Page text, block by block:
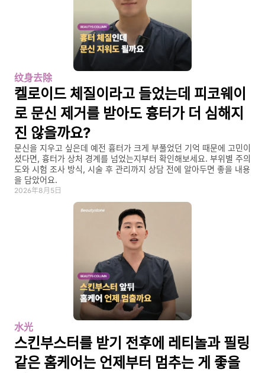
纹身去除
켈로이드 체질이라고 들었는데 피코웨이
로 문신 제거를 받아도 흉터가 더 심해지
진 않을까요?
문신을 지우고 싶은데 예전 흉터가 크게 부풀었던 기억 때문에 고민이
셨다면, 흉터가 상처 경계를 넘었는지부터 확인해보세요. 부위별 주의
도와 시험 조사 방식, 시술 후 관리까지 상담 전에 알아두면 좋을 내용
을 담았어요.
2026年8月5日
水光
스킨부스터를 받기 전후에 레티놀과 필링
같은 홈케어는 언제부터 멈추는 게 좋을